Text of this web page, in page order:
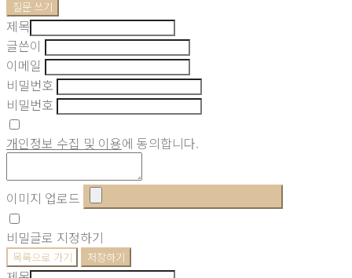
질문 쓰기
제목
글쓴이
이메일
비밀번호
비밀번호
개인정보 수집 및 이용에 동의합니다.
이미지 업로드
비밀글로 지정하기
목록으로 가기 저장하기